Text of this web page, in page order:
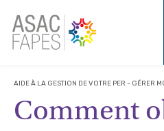
AIDE À LA GESTION DE VOTRE PER - GÉRER
Comment